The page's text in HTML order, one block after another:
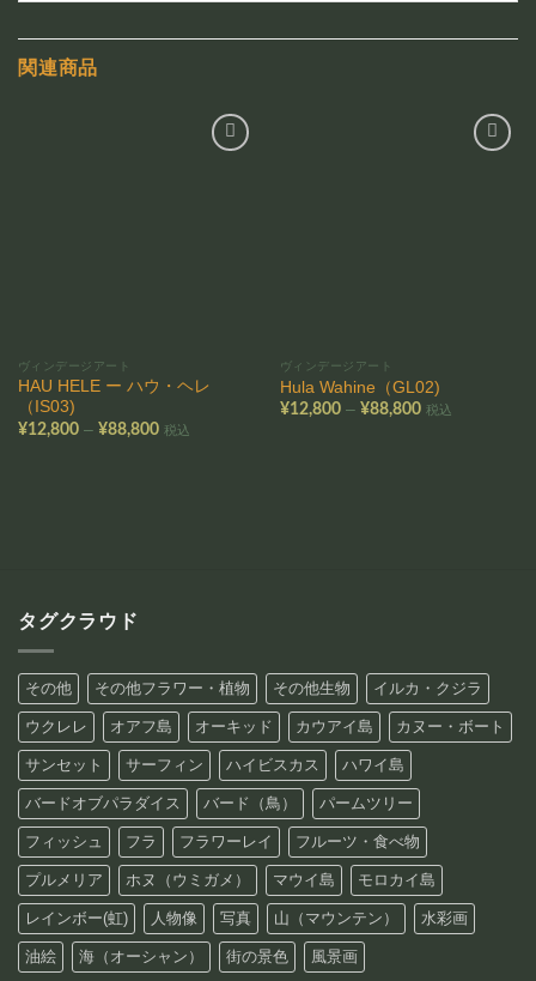
関連商品
ヴィンデージアート
HAU HELE ー ハウ・ヘレ
（IS03)
¥12,800 – ¥88,800価税込
ヴィンデージアート
Hula Wahine（GL02)
¥12,800 – ¥88,800価税込
タグクラウド
その他 その他フラワー・植物 その他生物 イルカ・クジラ
ウクレレ オアフ島 オーキッド カウアイ島 カヌー・ボート
サンセット サーフィン ハイビスカス ハワイ島
バードオブパラダイス バード（鳥） パームツリー
フィッシュ フラ フラワーレイ フルーツ・食べ物
プルメリア ホヌ（ウミガメ） マウイ島 モロカイ島
レインボー(虹) 人物像 写真 山（マウンテン） 水彩画
油絵 海（オーシャン） 街の景色 風景画